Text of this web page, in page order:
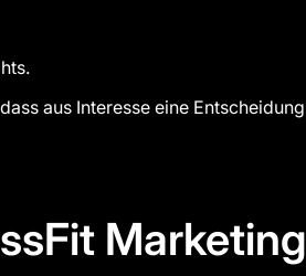
aus Interesse eine Entscheidung
Marketing